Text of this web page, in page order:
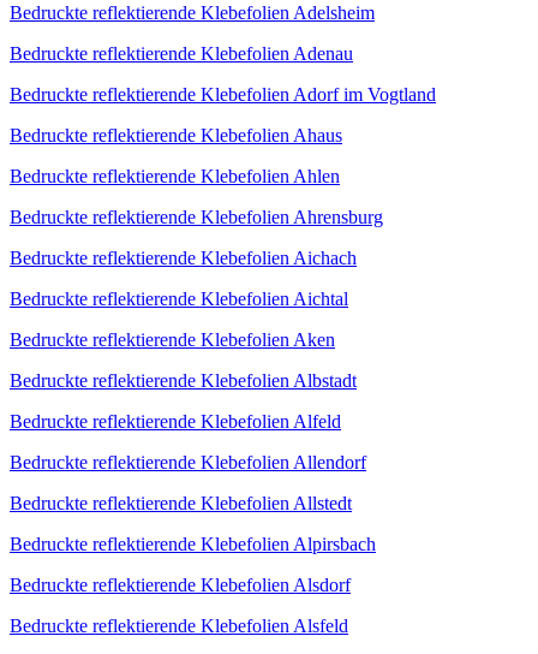
Bedruckte reflektierende Klebefolien Adelsheim
Bedruckte reflektierende Klebefolien Adenau
Bedruckte reflektierende Klebefolien Adorf im Vogtland
Bedruckte reflektierende Klebefolien Ahaus
Bedruckte reflektierende Klebefolien Ahlen
Bedruckte reflektierende Klebefolien Ahrensburg
Bedruckte reflektierende Klebefolien Aichach
Bedruckte reflektierende Klebefolien Aichtal
Bedruckte reflektierende Klebefolien Aken
Bedruckte reflektierende Klebefolien Albstadt
Bedruckte reflektierende Klebefolien Alfeld
Bedruckte reflektierende Klebefolien Allendorf
Bedruckte reflektierende Klebefolien Allstedt
Bedruckte reflektierende Klebefolien Alpirsbach
Bedruckte reflektierende Klebefolien Alsdorf
Bedruckte reflektierende Klebefolien Alsfeld